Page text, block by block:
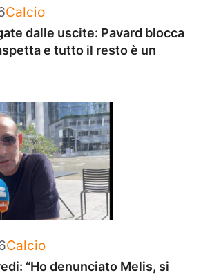
Categorie
Calcio
dalle uscite: Pavard blocca
e tutto il resto è un
Categorie
Calcio
“Ho denunciato Melis, si